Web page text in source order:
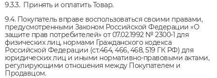
9.3.3. Принять и оплатить Товар.
9.4. Покупатель вправе воспользоваться своими правами,
предусмотренными Законом Российской Федерации «О
защите прав потребителей» от 07.02.1992 № 2300-1 для
физических лиц, нормами Гражданского кодекса
Российской Федерации (ст.464, 466, 468, 519 ГК РФ) для
юридических лиц и иными нормативно-правовыми актами,
регулирующими отношения между Покупателем и
Продавцом.